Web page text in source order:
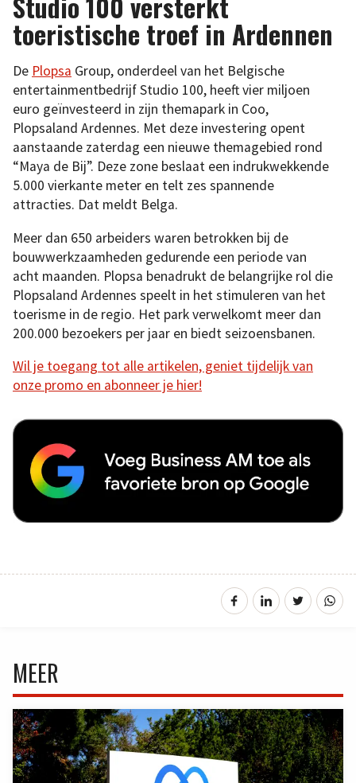
toeristische troef in Ardennen
De Plopsa Group, onderdeel van het Belgische
entertainmentbedrijf Studio 100, heeft vier miljoen
euro geïnvesteerd in zijn themapark in Coo,
Plopsaland Ardennes. Met deze investering opent
aanstaande zaterdag een nieuwe themagebied rond
“Maya de Bij”. Deze zone beslaat een indrukwekkende
5.000 vierkante meter en telt zes spannende
attracties. Dat meldt Belga.
Meer dan 650 arbeiders waren betrokken bij de
bouwwerkzaamheden gedurende een periode van
acht maanden. Plopsa benadrukt de belangrijke rol die
Plopsaland Ardennes speelt in het stimuleren van het
toerisme in de regio. Het park verwelkomt meer dan
200.000 bezoekers per jaar en biedt seizoensbanen.
Wil je toegang tot alle artikelen, geniet tijdelijk van
onze promo en abonneer je hier!
MEER